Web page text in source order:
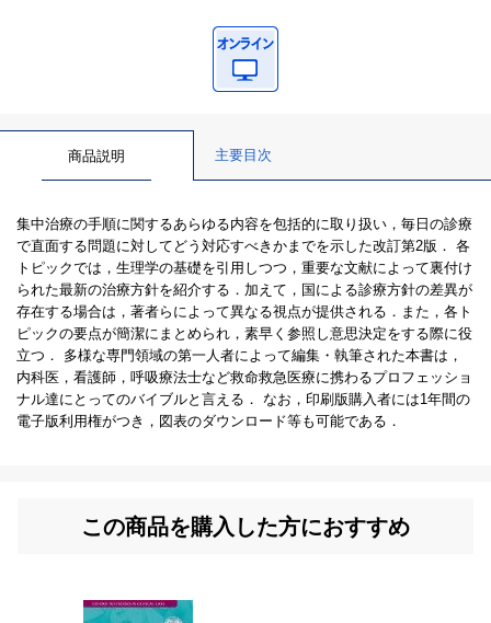
商品説明 主要目次
集中治療の手順に関するあらゆる内容を包括的に取り扱い，毎日の診療
で直面する問題に対してどう対応すべきかまでを示した改訂第2版． 各
トピックでは，生理学の基礎を引用しつつ，重要な文献によって裏付け
られた最新の治療方針を紹介する．加えて，国による診療方針の差異が
存在する場合は，著者らによって異なる視点が提供される．また，各ト
ピックの要点が簡潔にまとめられ，素早く参照し意思決定をする際に役
立つ． 多様な専門領域の第一人者によって編集・執筆された本書は，
内科医，看護師，呼吸療法士など救命救急医療に携わるプロフェッショ
ナル達にとってのバイブルと言える． なお，印刷版購入者には1年間の
電子版利用権がつき，図表のダウンロード等も可能である．
この商品を購入した方におすすめ